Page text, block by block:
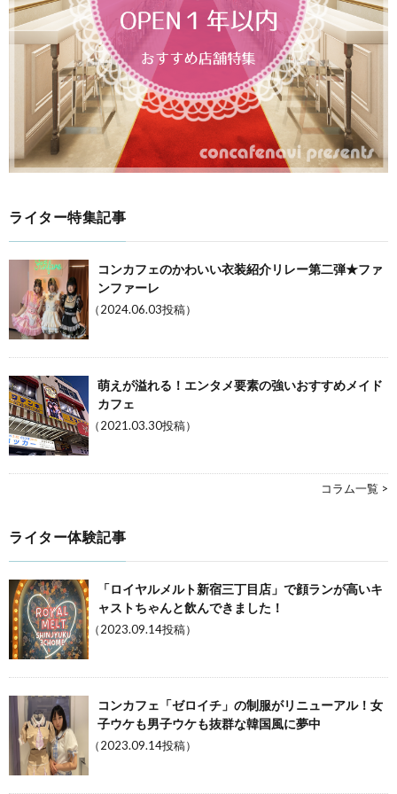
ライター特集記事
コンカフェのかわいい衣装紹介リレー第二弾★ファ
ンファーレ
（2024.06.03投稿）
萌えが溢れる！エンタメ要素の強いおすすめメイド
カフェ
（2021.03.30投稿）
コラム一覧 >
ライター体験記事
「ロイヤルメルト新宿三丁目店」で顔ランが高いキ
ャストちゃんと飲んできました！
（2023.09.14投稿）
コンカフェ「ゼロイチ」の制服がリニューアル！女
子ウケも男子ウケも抜群な韓国風に夢中
（2023.09.14投稿）